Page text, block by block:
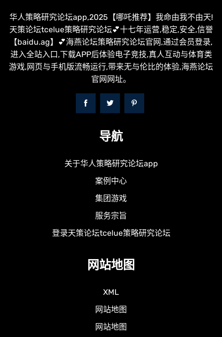
华人策略研究论坛app,2025【哪吒推荐】我命由我不由天!
天策论坛tcelue策略研究论坛💕十七年运营,稳定,安全,信誉
【baidu.ag】💕海燕论坛策略研究论坛官网,通过会员登录,
进入全站入口,下载APP后体验电子竞技,真人互动与体育类
游戏,网页与手机版流畅运行,带来无与伦比的体验,海燕论坛
官网网址。
导航
关于华人策略研究论坛app
案例中心
集团游戏
服务宗旨
登录天策论坛tcelue策略研究论坛
网站地图
XML
网站地图
网站地图